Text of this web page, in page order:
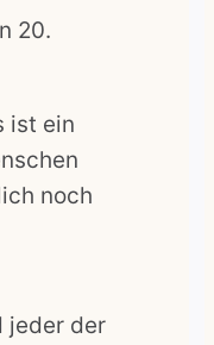
20.
ist ein
noch
jeder der